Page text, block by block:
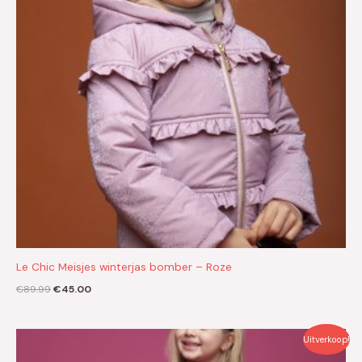
Le Chic Meisjes winterjas bomber – Roze
€89.99€45.00
Uitverkoop!